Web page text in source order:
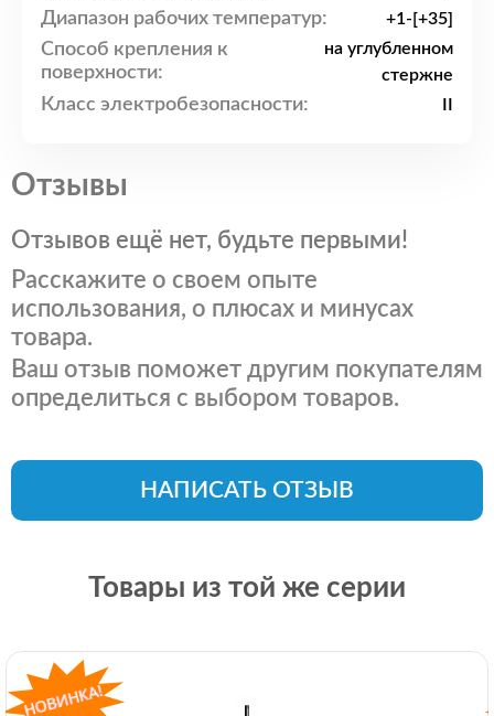
Диапазон рабочих температур: +1-[+35]
Способ крепления к
поверхности:
на углубленном
стержне
Класс электробезопасности:
Отзывы
Отзывов ещё нет, будьте первыми!
Расскажите о своем опыте
использования, о плюсах и минусах
товара.
Ваш отзыв поможет другим покупателям
определиться с выбором товаров.
НАПИСАТЬ ОТЗЫВ
Товары из той же серии